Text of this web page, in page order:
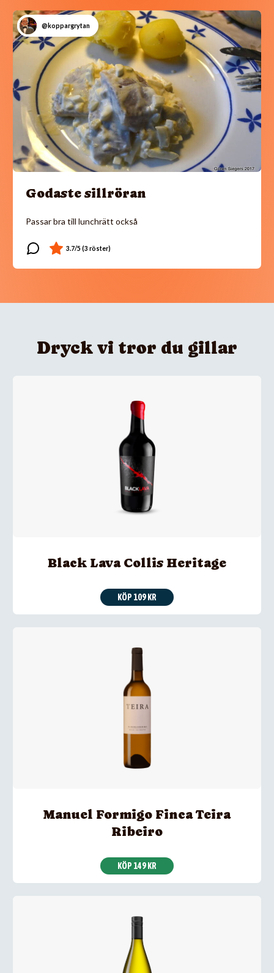
@koppargrytan
Godaste sillröran
Passar bra till lunchrätt också
Dryck vi tror du gillar
Black Lava Collis Heritage
KÖP 109 KR
Manuel Formigo Finca Teira
Ribeiro
KÖP 149 KR